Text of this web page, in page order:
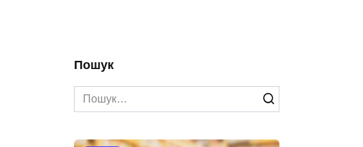
Пошук
Search
for: